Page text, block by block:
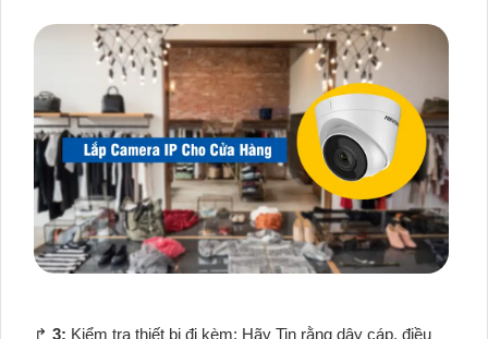
️↱ 3: Kiểm tra thiết bị đi kèm: Hãy Tin rằng dây cáp, điều